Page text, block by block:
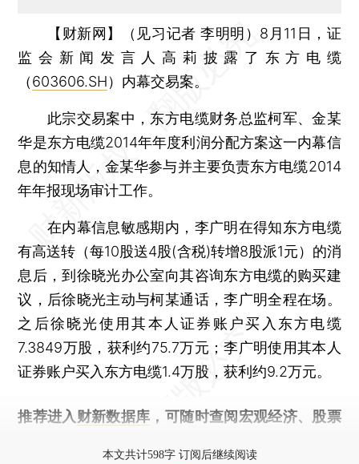
【财新网】（见习记者 李明明） 8月11日，证
监会新闻发言人高莉披露了东方电缆
（603606.SH）内幕交易案。
此宗交易案中，东方电缆财务总监柯军、金某
华是东方电缆2014年年度利润分配方案这一内幕信
息的知情人，金某华参与并主要负责东方电缆2014
年年报现场审计工作。
在内幕信息敏感期内，李广明在得知东方电缆
有高送转（每10股送4股(含税)转增8股派1元）的消
息后，到徐晓光办公室向其咨询东方电缆的购买建
议，后徐晓光主动与柯某通话，李广明全程在场。
之后徐晓光使用其本人证券账户买入东方电缆
7.3849万股，获利约75.7万元；李广明使用其本人
证券账户买入东方电缆1.4万股，获利约9.2万元。
推荐进入 财新数据库 ，可随时查阅宏观经济、股票
本文共计598字 订阅后继续阅读